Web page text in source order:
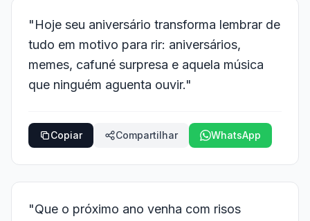
"Hoje seu aniversário transforma lembrar de
tudo em motivo para rir: aniversários,
memes, cafuné surpresa e aquela música
que ninguém aguenta ouvir."
Copiar Compartilhar WhatsApp
"Que o próximo ano venha com risos